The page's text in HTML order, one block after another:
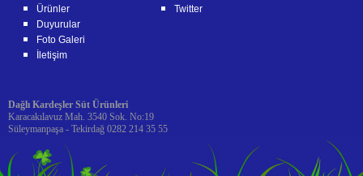
Ürünler
Duyurular
Foto Galeri
İletişim
Twitter
Dağlı Kardeşler Süt Ürünleri
Karacakılavuz Mah. 3540 Sok. No:19
Süleymanpaşa - Tekirdağ 0282 214 35 55